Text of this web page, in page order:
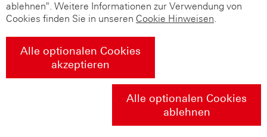
ablehnen". Weitere Informationen zur Verwendung von
Cookies finden Sie in unseren Cookie Hinweisen.
Alle optionalen Cookies
akzeptieren
Alle optionalen Cookies
ablehnen